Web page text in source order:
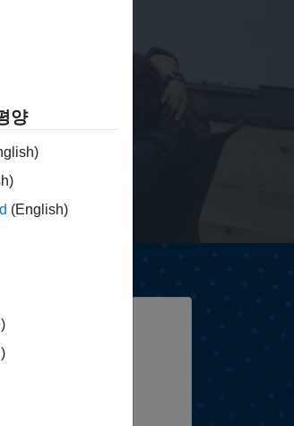
양
(English)